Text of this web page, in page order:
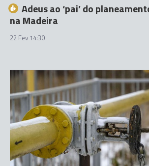
Adeus ao ‘pai’ do
na Madeira
22 Fev 14:30